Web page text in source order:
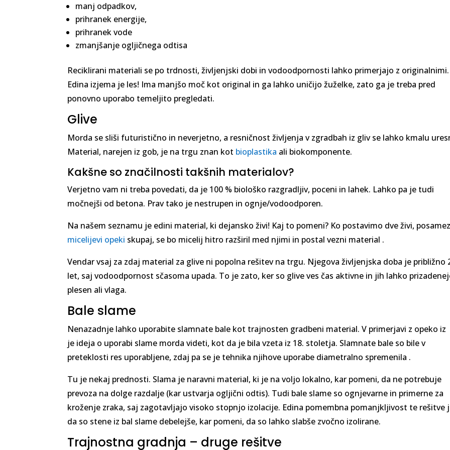
manj odpadkov,
prihranek energije,
prihranek vode
zmanjšanje ogljičnega odtisa
Reciklirani materiali se po trdnosti, življenjski dobi in vodoodpornosti lahko primerjajo z originalnimi.
Edina izjema je les! Ima manjšo moč kot original in ga lahko uničijo žuželke, zato ga je treba pred
ponovno uporabo temeljito pregledati.
Glive
Morda se sliši futuristično in neverjetno, a resničnost življenja v zgradbah iz gliv se lahko kmalu
Material, narejen iz gob, je na trgu znan kot bioplastika ali biokomponente.
Kakšne so značilnosti takšnih materialov?
Verjetno vam ni treba povedati, da je 100 % biološko razgradljiv, poceni in lahek. Lahko pa je tudi
močnejši od betona. Prav tako je nestrupen in ognje/vodoodporen.
Na našem seznamu je edini material, ki dejansko živi! Kaj to pomeni? Ko postavimo dve živi,
micelijevi opeki skupaj, se bo micelij hitro razširil med njimi in postal vezni material .
Vendar vsaj za zdaj material za glive ni popolna rešitev na trgu. Njegova življenjska doba je približno
let, saj vodoodpornost sčasoma upada. To je zato, ker so glive ves čas aktivne in jih lahko
plesen ali vlaga.
Bale slame
Nenazadnje lahko uporabite slamnate bale kot trajnosten gradbeni material. V primerjavi z opeko iz
je ideja o uporabi slame morda videti, kot da je bila vzeta iz 18. stoletja. Slamnate bale so bile v
preteklosti res uporabljene, zdaj pa se je tehnika njihove uporabe diametralno spremenila .
Tu je nekaj prednosti. Slama je naravni material, ki je na voljo lokalno, kar pomeni, da ne potrebuje
prevoza na dolge razdalje (kar ustvarja ogljični odtis). Tudi bale slame so ognjevarne in primerne za
kroženje zraka, saj zagotavljajo visoko stopnjo izolacije. Edina pomembna pomanjkljivost te rešitve
da so stene iz bal slame debelejše, kar pomeni, da so lahko slabše zvočno izolirane.
Trajnostna gradnja – druge rešitve